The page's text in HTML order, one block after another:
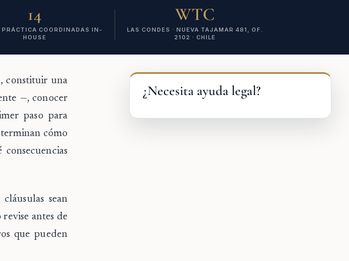
14
PRÁCTICA COORDINADAS IN-
HOUSE
WTC
LAS CONDES · NUEVA TAJAMAR 481, OF.
2102 · CHILE
constituir una
—, conocer
paso para
cómo
sean
antes de
que pueden
¿Necesita ayuda legal?